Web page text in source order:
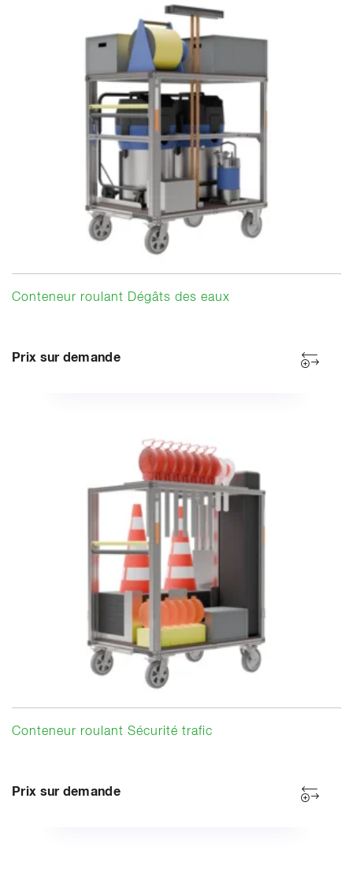
Conteneur roulant Dégâts des eaux
Prix sur demande
Conteneur roulant Sécurité trafic
Prix sur demande